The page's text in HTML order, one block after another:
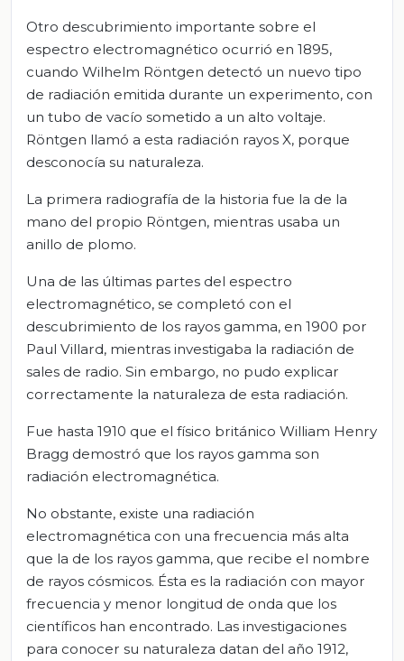
Otro descubrimiento importante sobre el
espectro electromagnético ocurrió en 1895,
cuando Wilhelm Röntgen detectó un nuevo tipo
de radiación emitida durante un experimento, con
un tubo de vacío sometido a un alto voltaje.
Röntgen llamó a esta radiación rayos X, porque
desconocía su naturaleza.
La primera radiografía de la historia fue la de la
mano del propio Röntgen, mientras usaba un
anillo de plomo.
Una de las últimas partes del espectro
electromagnético, se completó con el
descubrimiento de los rayos gamma, en 1900 por
Paul Villard, mientras investigaba la radiación de
sales de radio. Sin embargo, no pudo explicar
correctamente la naturaleza de esta radiación.
Fue hasta 1910 que el físico británico William Henry
Bragg demostró que los rayos gamma son
radiación electromagnética.
No obstante, existe una radiación
electromagnética con una frecuencia más alta
que la de los rayos gamma, que recibe el nombre
de rayos cósmicos. Ésta es la radiación con mayor
frecuencia y menor longitud de onda que los
científicos han encontrado. Las investigaciones
para conocer su naturaleza datan del año 1912,